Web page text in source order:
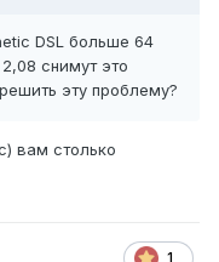
DSL больше 64
снимут это
эту проблему?
вам столько
1